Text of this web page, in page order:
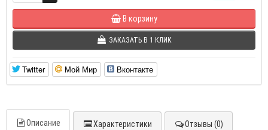
В корзину
ЗАКАЗАТЬ В 1 КЛИК
Twitter Мой Мир Вконтакте
Описание Характеристики Отзывы (0)